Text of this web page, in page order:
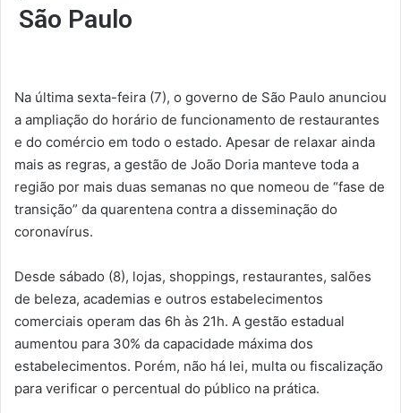
São Paulo
Na última sexta-feira (7), o governo de São Paulo anunciou
a ampliação do horário de funcionamento de restaurantes
e do comércio em todo o estado. Apesar de relaxar ainda
mais as regras, a gestão de João Doria manteve toda a
região por mais duas semanas no que nomeou de “fase de
transição” da quarentena contra a disseminação do
coronavírus.
Desde sábado (8), lojas, shoppings, restaurantes, salões
de beleza, academias e outros estabelecimentos
comerciais operam das 6h às 21h. A gestão estadual
aumentou para 30% da capacidade máxima dos
estabelecimentos. Porém, não há lei, multa ou fiscalização
para verificar o percentual do público na prática.